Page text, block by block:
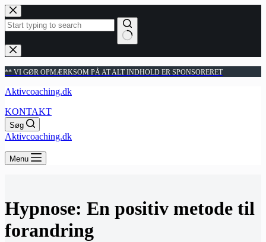
Fortsæt
til
indhold
Ingen
resultater
** VI GØR OPMÆRKSOM PÅ AT ALT INDHOLD ER SPONSORERET
Aktivcoaching.dk
KONTAKT
Søg
Aktivcoaching.dk
Menu
Hypnose: En positiv metode til
forandring